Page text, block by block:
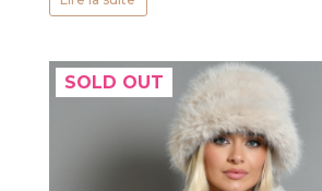
SOLD OUT